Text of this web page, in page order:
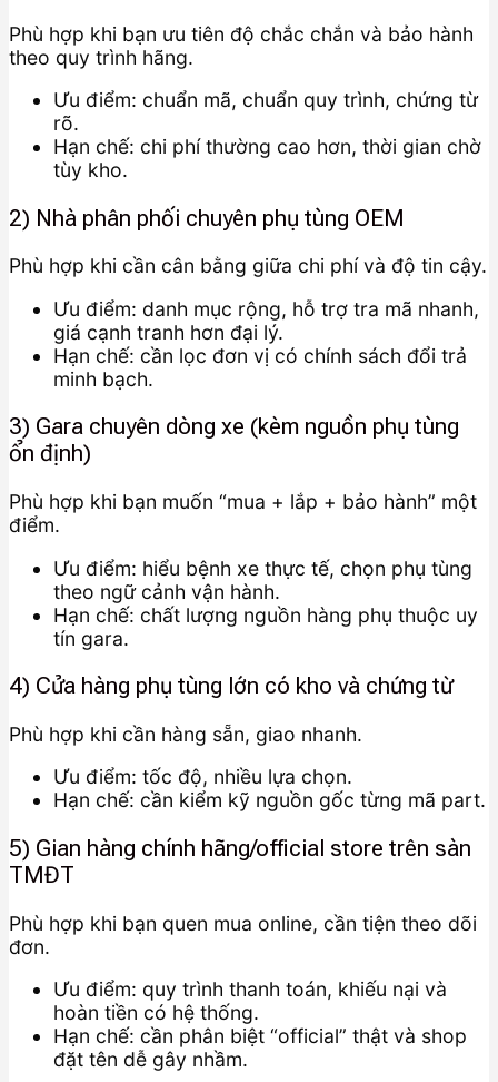
Phù hợp khi bạn ưu tiên độ chắc chắn và bảo hành
theo quy trình hãng.
Ưu điểm: chuẩn mã, chuẩn quy trình, chứng từ
rõ.
Hạn chế: chi phí thường cao hơn, thời gian chờ
tùy kho.
2) Nhà phân phối chuyên phụ tùng OEM
Phù hợp khi cần cân bằng giữa chi phí và độ tin cậy.
Ưu điểm: danh mục rộng, hỗ trợ tra mã nhanh,
giá cạnh tranh hơn đại lý.
Hạn chế: cần lọc đơn vị có chính sách đổi trả
minh bạch.
3) Gara chuyên dòng xe (kèm nguồn phụ tùng
ổn định)
Phù hợp khi bạn muốn “mua + lắp + bảo hành” một
điểm.
Ưu điểm: hiểu bệnh xe thực tế, chọn phụ tùng
theo ngữ cảnh vận hành.
Hạn chế: chất lượng nguồn hàng phụ thuộc uy
tín gara.
4) Cửa hàng phụ tùng lớn có kho và chứng từ
Phù hợp khi cần hàng sẵn, giao nhanh.
Ưu điểm: tốc độ, nhiều lựa chọn.
Hạn chế: cần kiểm kỹ nguồn gốc từng mã part.
5) Gian hàng chính hãng/official store trên sàn
TMĐT
Phù hợp khi bạn quen mua online, cần tiện theo dõi
đơn.
Ưu điểm: quy trình thanh toán, khiếu nại và
hoàn tiền có hệ thống.
Hạn chế: cần phân biệt “official” thật và shop
đặt tên dễ gây nhầm.